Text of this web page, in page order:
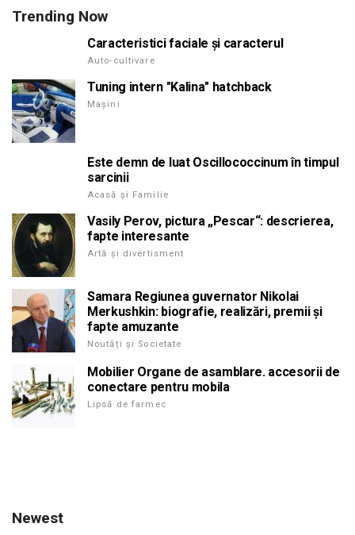
Trending Now
Caracteristici faciale și caracterul
Auto-cultivare
Tuning intern "Kalina" hatchback
Mașini
Este demn de luat Oscillococcinum în timpul
sarcinii
Acasă și Familie
Vasily Perov, pictura „Pescar“: descrierea,
fapte interesante
Artă și divertisment
Samara Regiunea guvernator Nikolai
Merkushkin: biografie, realizări, premii și
fapte amuzante
Noutăți și Societate
Mobilier Organe de asamblare. accesorii de
conectare pentru mobila
Lipsă de farmec
Newest